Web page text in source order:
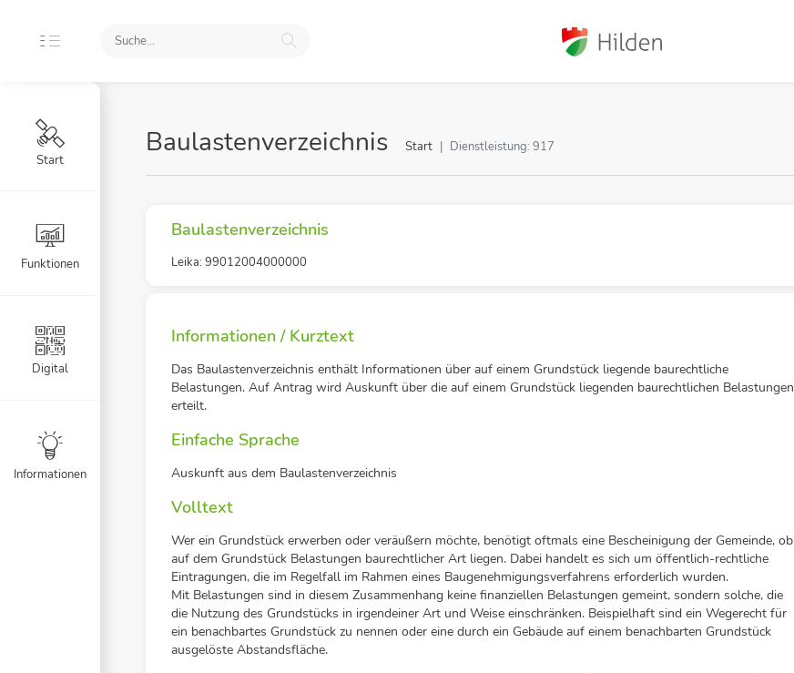
Start
Funktionen
Digital
Informationen
Baulastenverzeichnis Start Dienstleistung: 917
Baulastenverzeichnis
Leika: 99012004000000
Informationen / Kurztext
Das Baulastenverzeichnis enthält Informationen über auf einem Grundstück liegende baurechtliche
Belastungen. Auf Antrag wird Auskunft über die auf einem Grundstück liegenden baurechtlichen Belastungen
erteilt.
Einfache Sprache
Auskunft aus dem Baulastenverzeichnis
Volltext
Wer ein Grundstück erwerben oder veräußern möchte, benötigt oftmals eine Bescheinigung der Gemeinde, ob
auf dem Grundstück Belastungen baurechtlicher Art liegen. Dabei handelt es sich um öffentlich-rechtliche
Eintragungen, die im Regelfall im Rahmen eines Baugenehmigungsverfahrens erforderlich wurden.
Mit Belastungen sind in diesem Zusammenhang keine finanziellen Belastungen gemeint, sondern solche, die
die Nutzung des Grundstücks in irgendeiner Art und Weise einschränken. Beispielhaft sind ein Wegerecht für
ein benachbartes Grundstück zu nennen oder eine durch ein Gebäude auf einem benachbarten Grundstück
ausgelöste Abstandsfläche.